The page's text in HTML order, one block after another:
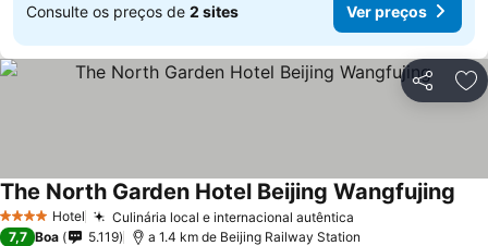
Consulte os preços de 2 sites Ver preços
Partilhar
4 EstrelasHotel Culinária local e internacional autêntica
The North Garden Hotel Beijing Wangfujing
7,7 Boa 5.119 a 1.4 km de Beijing Railway Station